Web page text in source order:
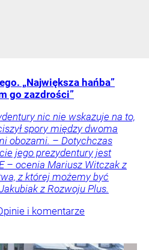
„Największa hańba”
go zazdrości”
nic nie wskazuje na to,
spory między dwoma
obozami. – Dotychczas
jego prezydentury jest
– ocenia Mariusz Witczak z
z której możemy być
z Rozwoju Plus.
i komentarze